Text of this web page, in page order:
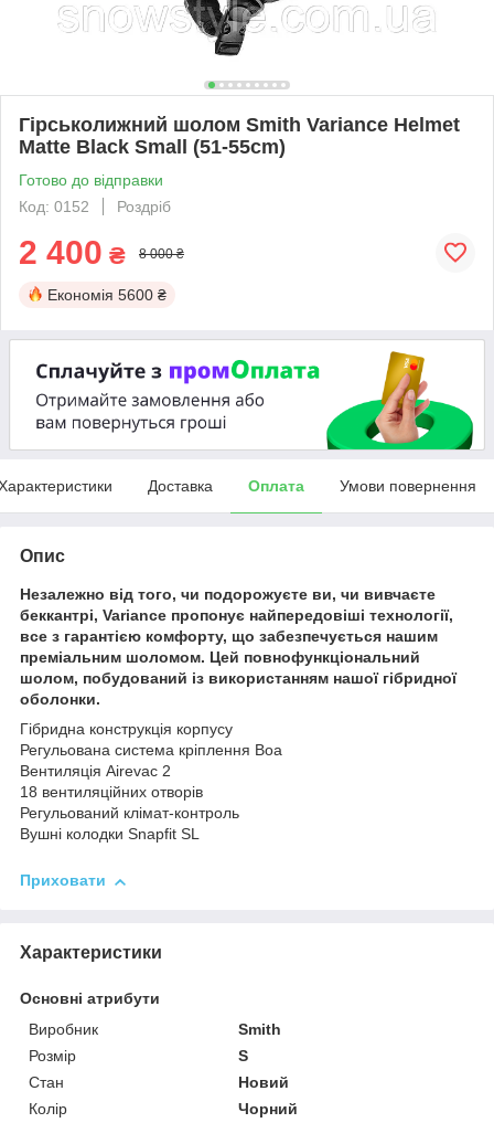
Гірськолижний шолом Smith Variance Helmet
Matte Black Small (51-55cm)
Готово до відправки
Код: 0152
Роздріб
2 400 ₴ 8 000 ₴
Економія 5600 ₴
Доставка Оплата Умови повернення
Опис
Незалежно від того, чи подорожуєте ви, чи вивчаєте
беккантрі, Variance пропонує найпередовіші технології,
все з гарантією комфорту, що забезпечується нашим
преміальним шоломом. Цей повнофункціональний
шолом, побудований із використанням нашої гібридної
оболонки.
Гібридна конструкція корпусу
Регульована система кріплення Boa
Вентиляція Airevac 2
18 вентиляційних отворів
Регульований клімат-контроль
Вушні колодки Snapfit SL
Приховати
Характеристики
Основні атрибути
Виробник
Smith
Розмір
S
Стан
Новий
Колір
Чорний